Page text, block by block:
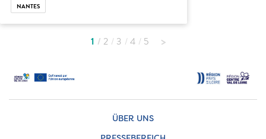
NANTES
1 2 3 4 5
ÜBER UNS